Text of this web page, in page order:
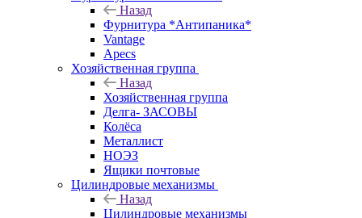
Назад
Фурнитура *Антипаника*
Vantage
Apecs
Хозяйственная группа
Назад
Хозяйственная группа
Делга- ЗАСОВЫ
Колёса
Металлист
НОЭЗ
Ящики почтовые
Цилиндровые механизмы
Назад
Цилиндровые механизмы